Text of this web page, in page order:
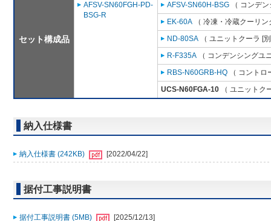
セット構成品
AFSV-SN60FGH-PD-
BSG-R
AFSV-SN60H-BSG （ コンデ
EK-60A （ 冷凍・冷蔵クーリ
ND-80SA （ ユニットクーラ [
R-F335A （ コンデンシングユ
RBS-N60GRB-HQ （ コント
UCS-N60FGA-10 （ ユニットク
納入仕様書
納入仕様書 (242KB) [2022/04/22]
据付工事説明書
据付工事説明書 (5MB) [2025/12/13]